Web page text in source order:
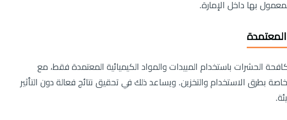
بها داخل الإمارة.
المعتمدة
الحشرات باستخدام المبيدات والمواد الكيميائية المعتمدة فقط، مع
الخاصة بطرق الاستخدام والتخزين. ويساعد ذلك في تحقيق نتائج فعالة دون التأثير